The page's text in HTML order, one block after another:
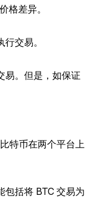
格差异。
交易。
易。但是，如保证
比特币在两个平台上
包括将 BTC 交易为